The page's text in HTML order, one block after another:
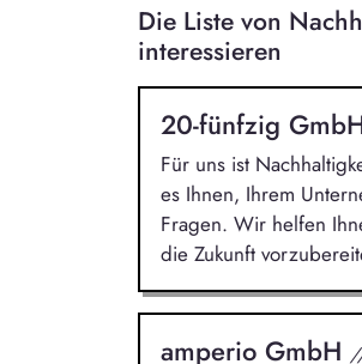
Die Liste von
interessieren
20-fünfzig
Für uns ist
es Ihnen, Ihrem
Fragen. Wir helfen
die Zukunft
amperio GmbH